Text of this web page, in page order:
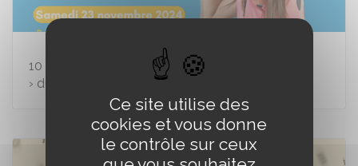
10
› du 10/10/2024 au 23/11/2024
Ce site utilise des
cookies et vous donne
le contrôle sur ceux